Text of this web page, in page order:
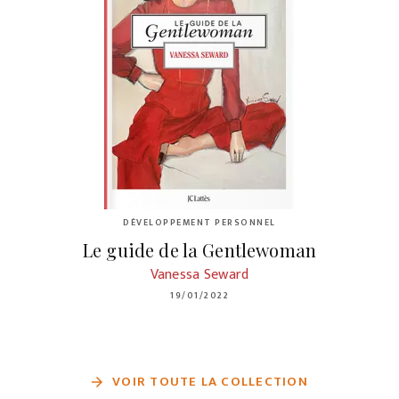
DÉVELOPPEMENT PERSONNEL
Le guide de la Gentlewoman
Vanessa Seward
19/01/2022
arrow_forward VOIR TOUTE LA COLLECTION